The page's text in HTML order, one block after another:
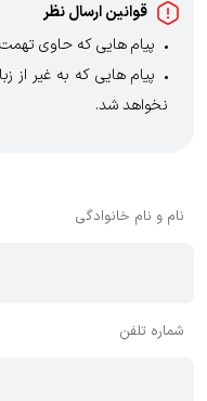
قوانین ارسال نظر
پیام هایی که حاوی تهمت
پیام هایی که به غیر از
نخواهد شد.
با توجه به آن که
دارد، معمولا نظراتی که
نام و نام خانوادگی
شماره تلفن